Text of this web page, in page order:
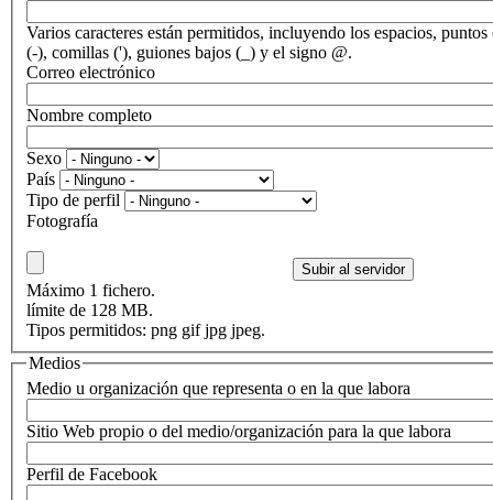
Varios caracteres están permitidos, incluyendo los espacios,
(-), comillas ('), guiones bajos (_) y el signo @.
Correo electrónico
Nombre completo
Sexo
País
Tipo de perfil
Fotografía
Máximo 1 fichero.
límite de 128 MB.
Tipos permitidos: png gif jpg jpeg.
Medios
Medio u organización que representa o en la que labora
Sitio Web propio o del medio/organización para la que labora
Perfil de Facebook